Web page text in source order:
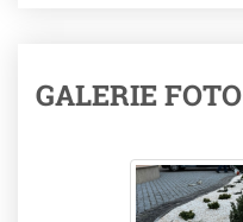
GALERIE FOTO